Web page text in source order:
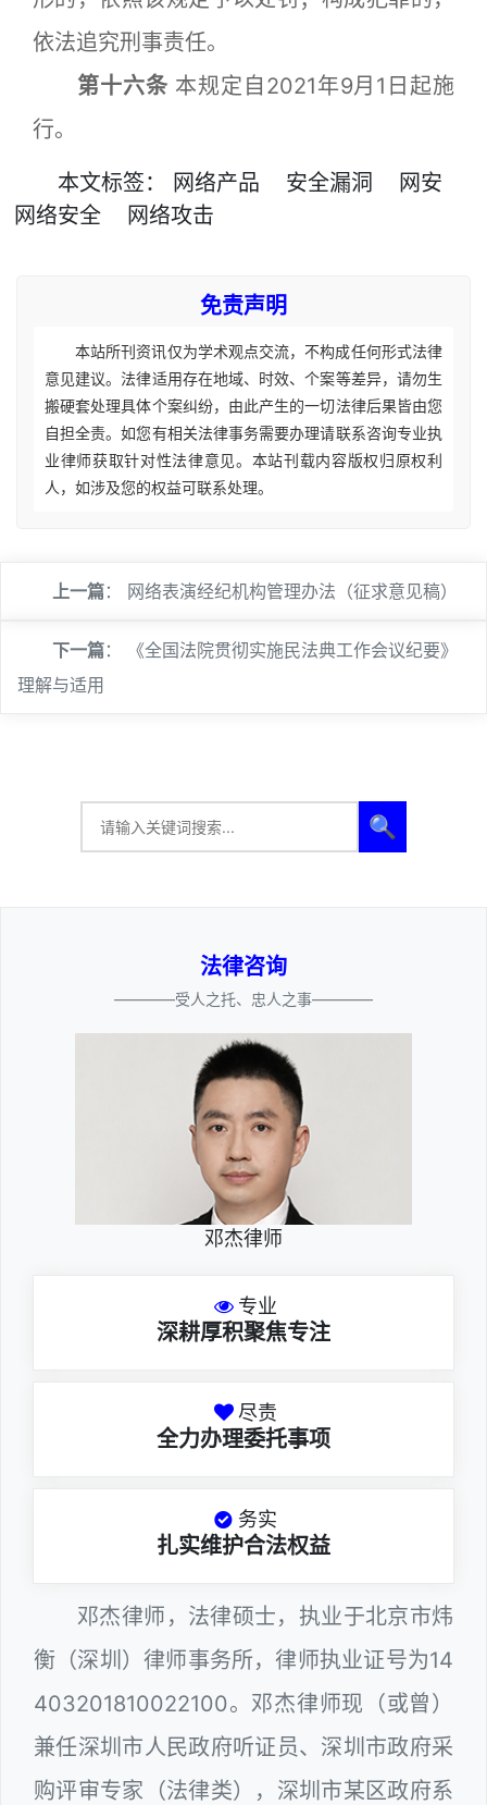
依法追究刑事责任。
第十六条 本规定自2021年9月1日起施
行。
本文标签： 网络产品 安全漏洞
网安
网络安全
网络攻击
免责声明
本站所刊资讯仅为学术观点交流，不构成任何形式法律
意见建议。法律适用存在地域、时效、个案等差异，请勿生
搬硬套处理具体个案纠纷，由此产生的一切法律后果皆由您
自担全责。如您有相关法律事务需要办理请联系咨询专业执
业律师获取针对性法律意见。本站刊载内容版权归原权利
人，如涉及您的权益可联系处理。
上一篇： 网络表演经纪机构管理办法（征求意见稿）
下一篇：
《全国法院贯彻实施民法典工作会议纪要》
理解与适用
🔍
法律咨询
————受人之托、忠人之事————
邓杰律师
专业
深耕厚积聚焦专注
尽责
全力办理委托事项
务实
扎实维护合法权益
邓杰律师，法律硕士，执业于北京市炜
衡（深圳）律师事务所，律师执业证号为14
403201810022100。邓杰律师现（或曾）
兼任深圳市人民政府听证员、深圳市政府采
购评审专家（法律类），深圳市某区政府系